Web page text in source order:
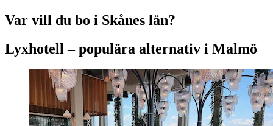
Var vill du bo i Skånes län?
Lyxhotell – populära alternativ i Malmö